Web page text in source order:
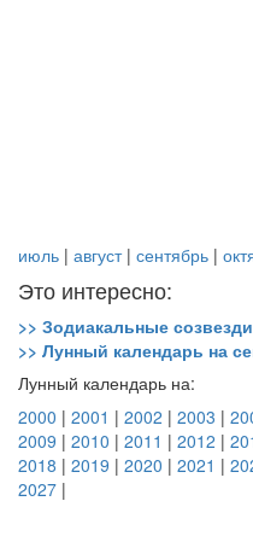
июль | август| сентябрь |
Это интересно:
>> Зодиакальные
>> Лунный календарь на
Лунный календарь на:
2000 | 2001 | 2002 | 2003 |
2009 | 2010 | 2011 | 2012 |
2018 | 2019 | 2020 | 2021 |
2027 |